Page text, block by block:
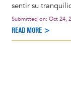
sentir su
Submitted on: Oct 24,
READ MORE >